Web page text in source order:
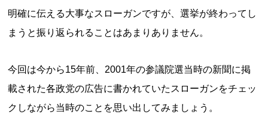
明確に伝える大事なスローガンですが、選挙が終わってし
まうと振り返られることはあまりありません。
今回は今から15年前、2001年の参議院選当時の新聞に掲
載された各政党の広告に書かれていたスローガンをチェッ
クしながら当時のことを思い出してみましょう。